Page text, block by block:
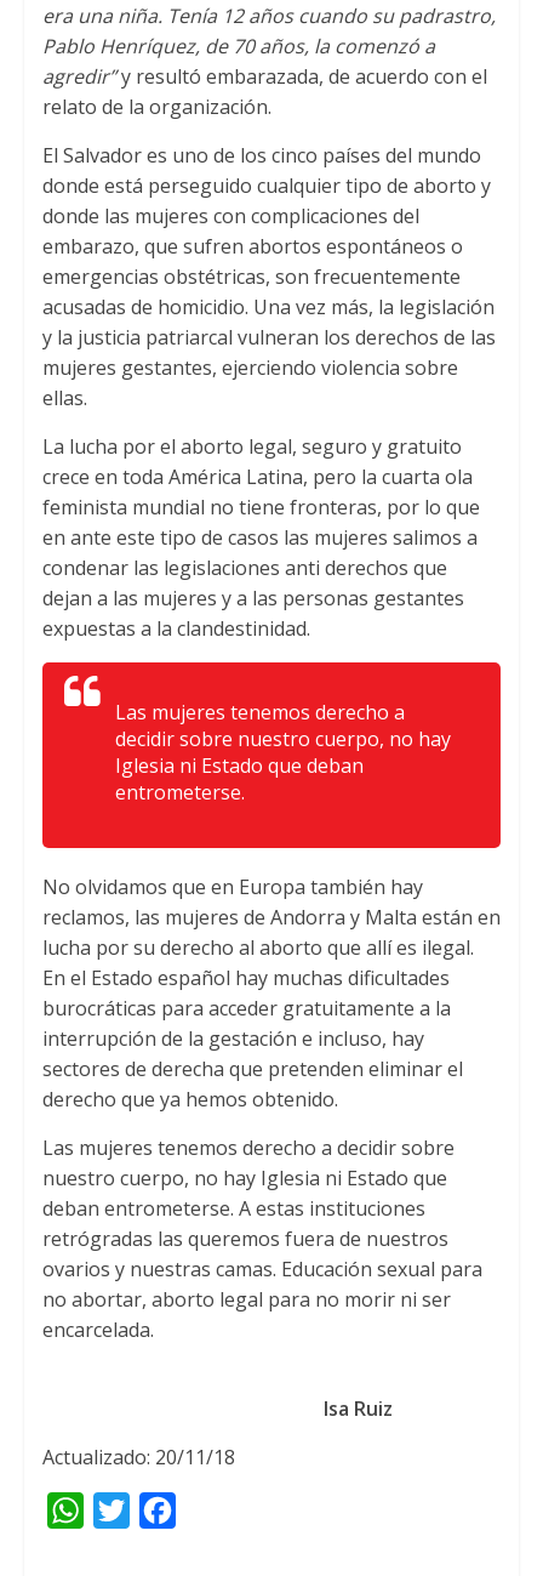
era una niña. Tenía 12 años cuando su padrastro,
Pablo Henríquez, de 70 años, la comenzó a
agredir”y resultó embarazada, de acuerdo con el
relato de la organización.
El Salvador es uno de los cinco países del mundo
donde está perseguido cualquier tipo de aborto y
donde las mujeres con complicaciones del
embarazo, que sufren abortos espontáneos o
emergencias obstétricas, son frecuentemente
acusadas de homicidio. Una vez más, la legislación
y la justicia patriarcal vulneran los derechos de las
mujeres gestantes, ejerciendo violencia sobre
ellas.
La lucha por el aborto legal, seguro y gratuito
crece en toda América Latina, pero la cuarta ola
feminista mundial no tiene fronteras, por lo que
en ante este tipo de casos las mujeres salimos a
condenar las legislaciones anti derechos que
dejan a las mujeres y a las personas gestantes
expuestas a la clandestinidad.
Las mujeres tenemos derecho a
decidir sobre nuestro cuerpo, no hay
Iglesia ni Estado que deban
entrometerse.
No olvidamos que en Europa también hay
reclamos, las mujeres de Andorra y Malta están en
lucha por su derecho al aborto que allí es ilegal.
En el Estado español hay muchas dificultades
burocráticas para acceder gratuitamente a la
interrupción de la gestación e incluso, hay
sectores de derecha que pretenden eliminar el
derecho que ya hemos obtenido.
Las mujeres tenemos derecho a decidir sobre
nuestro cuerpo, no hay Iglesia ni Estado que
deban entrometerse. A estas instituciones
retrógradas las queremos fuera de nuestros
ovarios y nuestras camas. Educación sexual para
no abortar, aborto legal para no morir ni ser
encarcelada.
Isa Ruiz
Actualizado: 20/11/18
W